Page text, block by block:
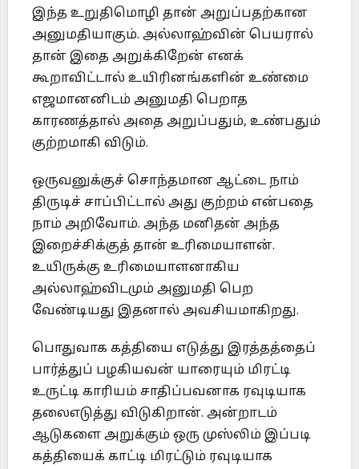
இந்த உறுதிமொழி தான் அறுப்பதற்கான
அனுமதியாகும். அல்லாஹ்வின் பெயரால்
தான் இதை அறுக்கிறேன் எனக்
கூறாவிட்டால் உயிரினங்களின் உண்மை
எஜமானனிடம் அனுமதி பெறாத
காரணத்தால் அதை அறுப்பதும், உண்பதும்
குற்றமாகி விடும்.
ஒருவனுக்குச் சொந்தமான ஆட்டை நாம்
திருடிச் சாப்பிட்டால் அது குற்றம் என்பதை
நாம் அறிவோம். அந்த மனிதன் அந்த
இறைச்சிக்குத் தான் உரிமையாளன்.
உயிருக்கு உரிமையாளனாகிய
அல்லாஹ்விடமும் அனுமதி பெற
வேண்டியது இதனால் அவசியமாகிறது.
பொதுவாக கத்தியை எடுத்து இரத்தத்தைப்
பார்த்துப் பழகியவன் யாரையும் மிரட்டி
உருட்டி காரியம் சாதிப்பவனாக ரவுடியாக
தலைஎடுத்து விடுகிறான். அன்றாடம்
ஆடுகளை அறுக்கும் ஒரு முஸ்லிம் இப்படி
கத்தியைக் காட்டி மிரட்டும் ரவுடியாக